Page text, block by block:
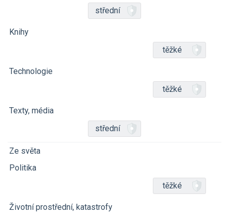
střední
Knihy
těžké
Technologie
těžké
Texty, média
střední
Ze světa
Politika
těžké
Životní prostřední, katastrofy